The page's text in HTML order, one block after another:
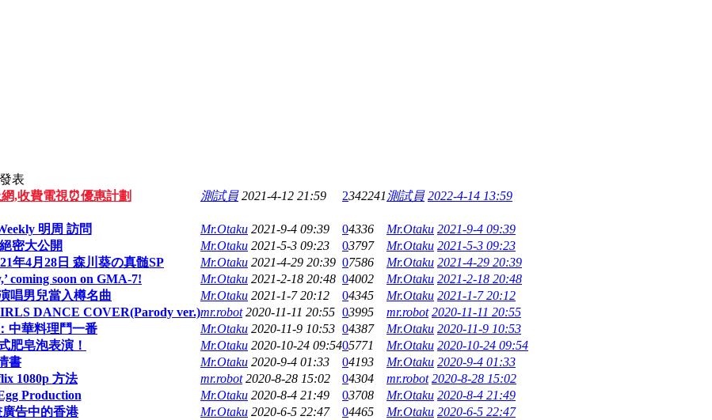
表
,收費電視⏰優惠計劃 測試員 2021-4-12 21:59 2342241 測試員 2022-4-14 13:59
明周 訪問 Mr.Otaku 2021-9-4 09:39 04336 Mr.Otaku 2021-9-4 09:39
密大公開 Mr.Otaku 2021-5-3 09:23 03797 Mr.Otaku 2021-5-3 09:23
年4月28日 森川葵の真髄SP Mr.Otaku 2021-4-29 20:39 07586 Mr.Otaku 2021-4-29 20:39
coming soon on GMA-7! Mr.Otaku 2021-2-18 20:48 04002 Mr.Otaku 2021-2-18 20:48
唱男兒當入樽名曲 Mr.Otaku 2021-1-7 20:12 04345 Mr.Otaku 2021-1-7 20:12
DANCE COVER(Parody ver.)mr.robot 2020-11-11 20:55 03995 mr.robot 2020-11-11 20:55
中華料理鬥一番 Mr.Otaku 2020-11-9 10:53 04387 Mr.Otaku 2020-11-9 10:53
肥皂泡表演！ Mr.Otaku 2020-10-24 09:5405771 Mr.Otaku 2020-10-24 09:54
書 Mr.Otaku 2020-9-4 01:33 04193 Mr.Otaku 2020-9-4 01:33
1080p 方法 mr.robot 2020-8-28 15:02 04304 mr.robot 2020-8-28 15:02
Production Mr.Otaku 2020-8-4 21:49 03708 Mr.Otaku 2020-8-4 21:49
廣告中的香港 Mr.Otaku 2020-6-5 22:47 04465 Mr.Otaku 2020-6-5 22:47